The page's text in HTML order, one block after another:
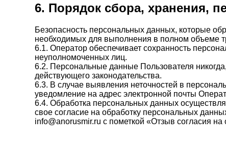
6. Порядок сбора, хранения,
Безопасность персональных данных, которые
необходимых для выполнения в полном объеме
6.1. Оператор обеспечивает сохранность
неуполномоченных лиц.
6.2. Персональные данные Пользователя
действующего законодательства.
6.3. В случае выявления неточностей в
уведомление на адрес электронной почты
6.4. Обработка персональных данных
свое согласие на обработку персональных
info@anorusmir.ru с пометкой «Отзыв согласия